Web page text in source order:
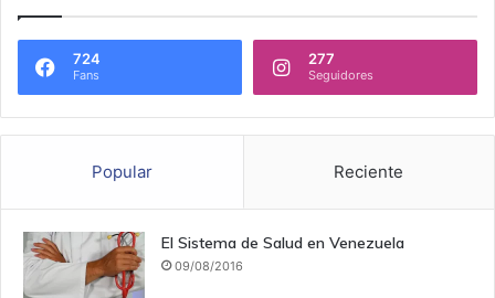
724
Fans
277
Seguidores
Popular Reciente
El Sistema de Salud en Venezuela
09/08/2016